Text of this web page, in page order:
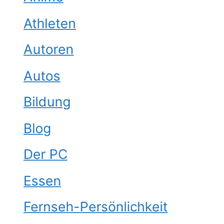
Athleten
Autoren
Autos
Bildung
Blog
Der PC
Essen
Fernseh-Persönlichkeit